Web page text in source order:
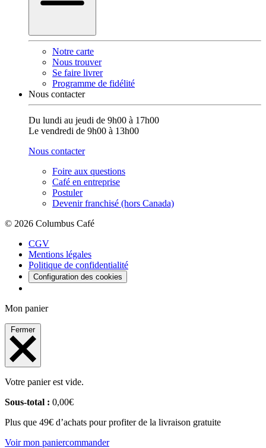
Notre carte
Nous trouver
Se faire livrer
Programme de fidélité
Nous contacter
Du lundi au jeudi de 9h00 à 17h00
Le vendredi de 9h00 à 13h00
Nous contacter
Foire aux questions
Café en entreprise
Postuler
Devenir franchisé (hors Canada)
© 2026 Columbus Café
CGV
Mentions légales
Politique de confidentialité
Configuration des cookies
Mon panier
Fermer
Votre panier est vide.
Sous-total : 0,00€
Plus que 49€ d’achats pour profiter de la livraison gratuite
Voir mon paniercommander